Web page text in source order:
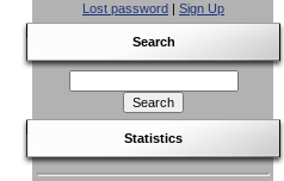
Lost password | Sign Up
Search
Statistics